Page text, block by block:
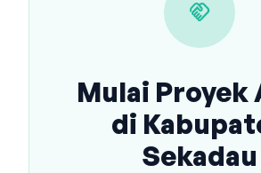
handshake
Mulai Proyek
di
Sekadau